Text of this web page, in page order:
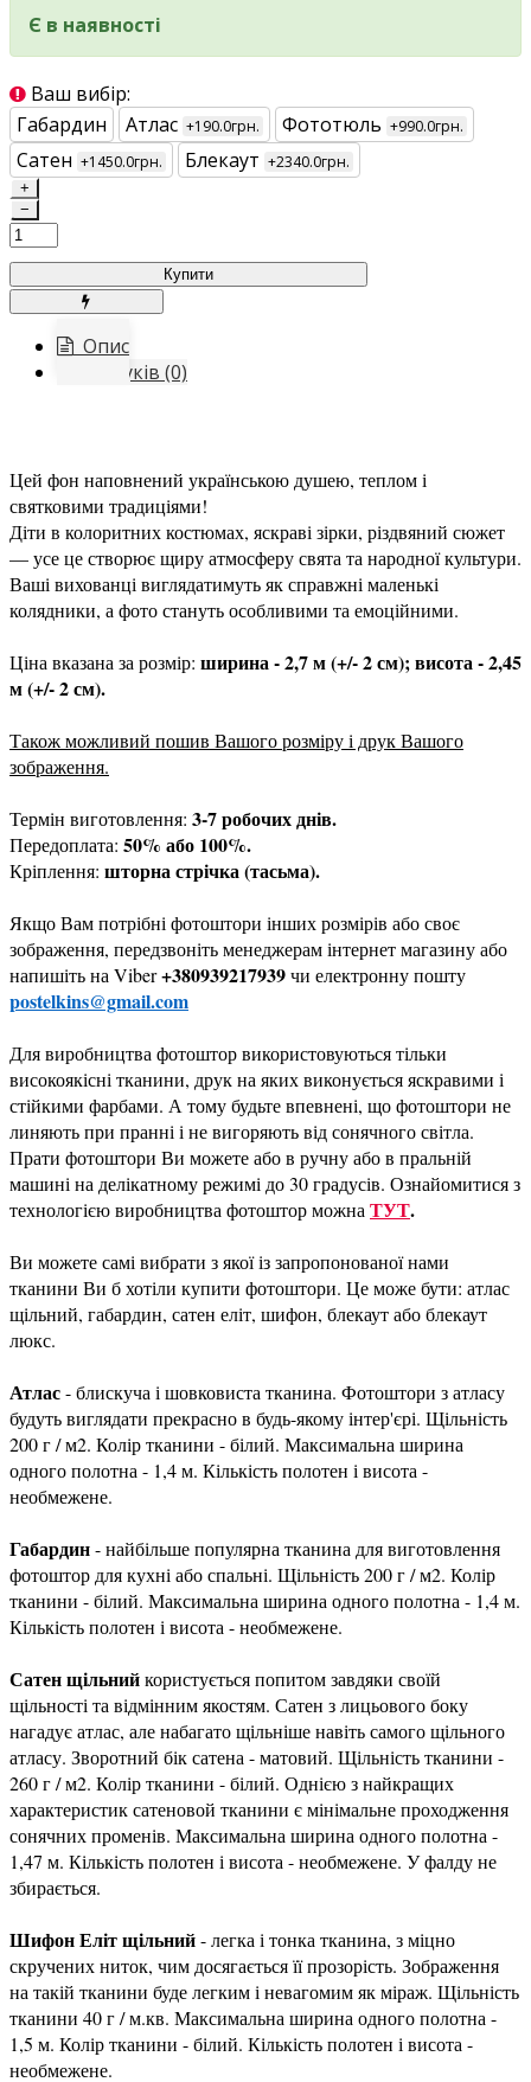
Є в наявності
Ваш вибір:
Габардин
Атлас +190.0грн. Фототюль +990.0грн.
Сатен +1450.0грн. Блекаут +2340.0грн.
+
−
Купити
Опис
Відгуків (0)
Цей фон наповнений українською душею, теплом і
святковими традиціями!
Діти в колоритних костюмах, яскраві зірки, різдвяний сюжет
— усе це створює щиру атмосферу свята та народної культури.
Ваші вихованці виглядатимуть як справжні маленькі
колядники, а фото стануть особливими та емоційними.
Ціна вказана за розмір: ширина - 2,7 м (+/- 2 см); висота - 2,45
м (+/- 2 см).
Також можливий пошив Вашого розміру і друк Вашого
зображення.
Термін виготовлення: 3-7 робочих днів.
Передоплата: 50% або 100%.
Кріплення: шторна стрічка (тасьма).
Якщо Вам потрібні фотоштори інших розмірів або своє
зображення, передзвоніть менеджерам інтернет магазину або
напишіть на Viber+380939217939чи електронну пошту
postelkins@gmail.com
Для виробництва фотоштор використовуються тільки
високоякісні тканини, друк на яких виконується яскравими і
стійкими фарбами. А тому будьте впевнені, що фотоштори не
линяють при пранні і не вигоряють від сонячного світла.
Прати фотоштори Ви можете або в ручну або в пральній
машині на делікатному режимі до 30 градусів. Ознайомитися з
технологією виробництва фотоштор можна ТУТ.
Ви можете самі вибрати з якої із запропонованої нами
тканини Ви б хотіли купити фотоштори. Це може бути: атлас
щільний, габардин, сатен еліт, шифон, блекаут або блекаут
люкс.
Атлас- блискуча і шовковиста тканина. Фотоштори з атласу
будуть виглядати прекрасно в будь-якому інтер'єрі. Щільність
200 г / м2. Колір тканини - білий. Максимальна ширина
одного полотна - 1,4 м. Кількість полотен і висота -
необмежене.
Габардин- найбільше популярна тканина для виготовлення
фотоштор для кухні або спальні. Щільність 200 г / м2. Колір
тканини - білий. Максимальна ширина одного полотна - 1,4 м.
Кількість полотен і висота - необмежене.
Сатен щільнийкористується попитом завдяки своїй
щільності та відмінним якостям. Сатен з лицьового боку
нагадує атлас, але набагато щільніше навіть самого щільного
атласу. Зворотний бік сатена - матовий. Щільність тканини -
260 г / м2. Колір тканини - білий. Однією з найкращих
характеристик сатеновой тканини є мінімальне проходження
сонячних променів. Максимальна ширина одного полотна -
1,47 м. Кількість полотен і висота - необмежене. У фалду не
збирається.
Шифон Еліт щільний- легка і тонка тканина, з міцно
скручених ниток, чим досягається її прозорість. Зображення
на такій тканини буде легким і невагомим як міраж. Щільність
тканини 40 г / м.кв. Максимальна ширина одного полотна -
1,5 м. Колір тканини - білий. Кількість полотен і висота -
необмежене.